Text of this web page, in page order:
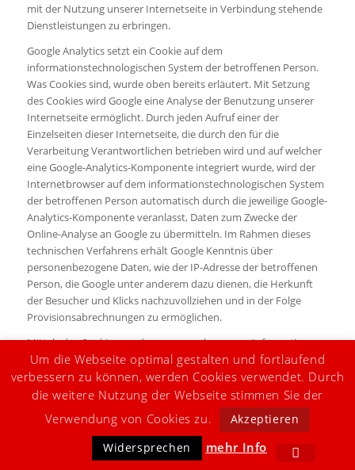
mit der Nutzung unserer Internetseite in Verbindung stehende
Dienstleistungen zu erbringen.
Google Analytics setzt ein Cookie auf dem
informationstechnologischen System der betroffenen Person.
Was Cookies sind, wurde oben bereits erläutert. Mit Setzung
des Cookies wird Google eine Analyse der Benutzung unserer
Internetseite ermöglicht. Durch jeden Aufruf einer der
Einzelseiten dieser Internetseite, die durch den für die
Verarbeitung Verantwortlichen betrieben wird und auf welcher
eine Google-Analytics-Komponente integriert wurde, wird der
Internetbrowser auf dem informationstechnologischen System
der betroffenen Person automatisch durch die jeweilige Google-
Analytics-Komponente veranlasst, Daten zum Zwecke der
Online-Analyse an Google zu übermitteln. Im Rahmen dieses
technischen Verfahrens erhält Google Kenntnis über
personenbezogene Daten, wie der IP-Adresse der betroffenen
Person, die Google unter anderem dazu dienen, die Herkunft
der Besucher und Klicks nachzuvollziehen und in der Folge
Provisionsabrechnungen zu ermöglichen.
Mittels des Cookies werden personenbezogene Informationen,
beispielsweise die Zugriffszeit, der Ort, von welchem ein Zugriff
ausging und die Häufigkeit der Besuche unserer Internetseite
durch die betroffene Person, gespeichert. Bei jedem Besuch
unserer Internetseiten werden diese personenbezogenen
Daten, einschließlich der IP-Adresse des von der betroffenen
Person genutzten Internetanschlusses, an Google in den
Vereinigten Staaten von Amerika übertragen. Diese
Um die Webseite optimal gestalten und fortlaufend
verbessern zu können, werden Cookies verwendet. Durch
die weitere Nutzung der Webseite stimmen Sie der
Verwendung von Cookies zu.
Akzeptieren
Widersprechen
mehr Info